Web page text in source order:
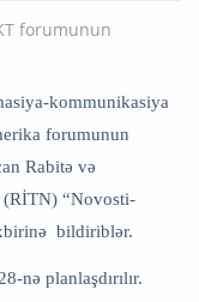
kommunikasiya
forumunun
Rabitə və
“Novosti-
bildiriblər.
nə planlaşdırılır.